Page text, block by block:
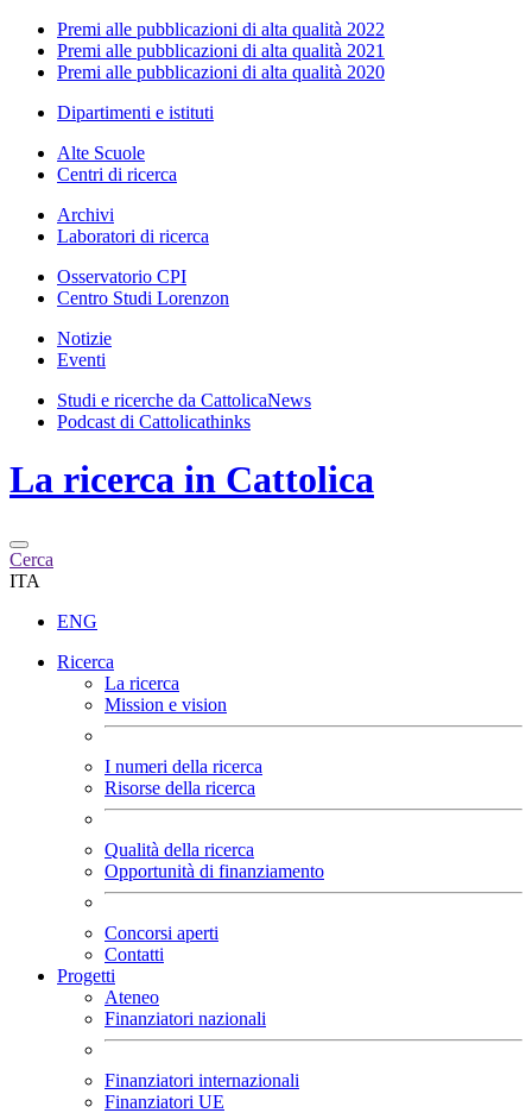
Premi alle pubblicazioni di alta qualità 2022
Premi alle pubblicazioni di alta qualità 2021
Premi alle pubblicazioni di alta qualità 2020
Dipartimenti e istituti
Alte Scuole
Centri di ricerca
Archivi
Laboratori di ricerca
Osservatorio CPI
Centro Studi Lorenzon
Notizie
Eventi
Studi e ricerche da CattolicaNews
Podcast di Cattolicathinks
La ricerca in Cattolica
Cerca
ITA
ENG
Ricerca
La ricerca
Mission e vision
I numeri della ricerca
Risorse della ricerca
Qualità della ricerca
Opportunità di finanziamento
Concorsi aperti
Contatti
Progetti
Ateneo
Finanziatori nazionali
Finanziatori internazionali
Finanziatori UE